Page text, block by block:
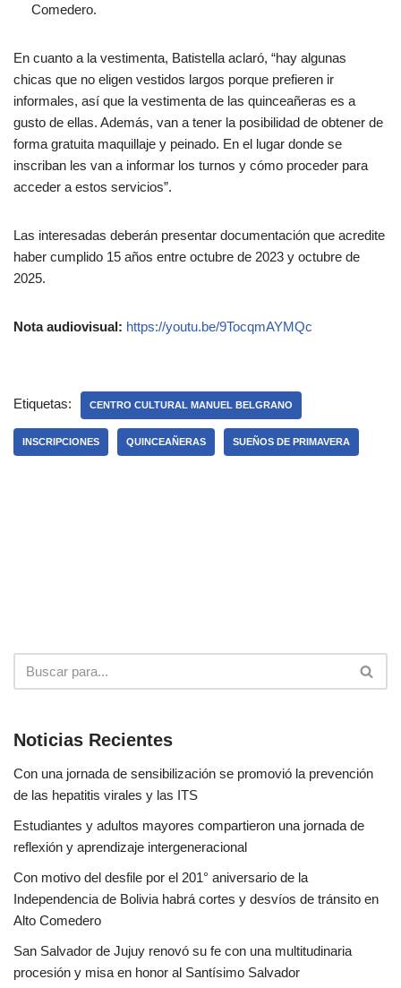
Comedero.
En cuanto a la vestimenta, Batistella aclaró, “hay algunas
chicas que no eligen vestidos largos porque prefieren ir
informales, así que la vestimenta de las quinceañeras es a
gusto de ellas. Además, van a tener la posibilidad de obtener de
forma gratuita maquillaje y peinado. En el lugar donde se
inscriban les van a informar los turnos y cómo proceder para
acceder a estos servicios”.
Las interesadas deberán presentar documentación que acredite
haber cumplido 15 años entre octubre de 2023 y octubre de
2025.
Nota audiovisual: https://youtu.be/9TocqmAYMQc
Etiquetas: CENTRO CULTURAL MANUEL BELGRANO
INSCRIPCIONES QUINCEAÑERAS SUEÑOS DE PRIMAVERA
Noticias Recientes
Con una jornada de sensibilización se promovió la prevención
de las hepatitis virales y las ITS
Estudiantes y adultos mayores compartieron una jornada de
reflexión y aprendizaje intergeneracional
Con motivo del desfile por el 201° aniversario de la
Independencia de Bolivia habrá cortes y desvíos de tránsito en
Alto Comedero
San Salvador de Jujuy renovó su fe con una multitudinaria
procesión y misa en honor al Santísimo Salvador